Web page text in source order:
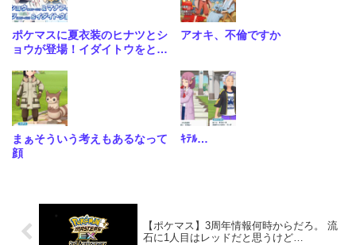
ポケマスに夏衣装のヒナツとシ
ョウが登場！イダイトウをとら
在…
アオキ、不倫ですか
まぁそういう考えもあるなって
顔
ｷﾃﾙ…
【ポケマス】3周年情報何時からだろ。 流
石に1人目はレッドだと思うけど…